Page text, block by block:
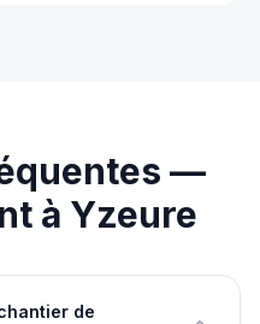
—
à Yzeure
de